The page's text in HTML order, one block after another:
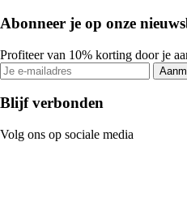
Abonneer je op onze
Profiteer van 10% korting door je
Blijf verbonden
Volg ons op sociale media